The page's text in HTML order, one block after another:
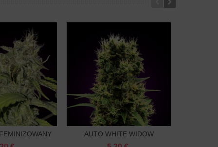
koszyka Do koszyka
AUTO WHITE WIDOW
FEMINIZOWANE